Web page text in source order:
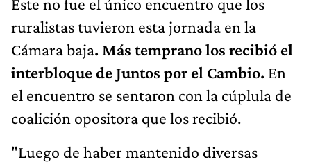
ruralistas tuvieron esta jornada en la
Cámara baja. Más temprano los recibió el
interbloque de Juntos por el Cambio. En
el encuentro se sentaron con la cúplula de
coalición opositora que los recibió.
"Luego de haber mantenido diversas